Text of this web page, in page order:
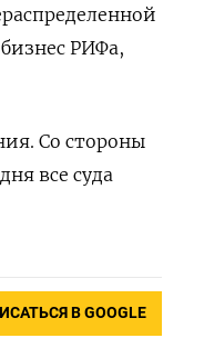
РИФа,
Со стороны
все суда
В GOOGLE